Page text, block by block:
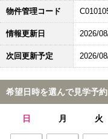
物件管理コード
情報更新日 2026/
次回更新予定 2026/
希望日時を選んで見学予約
日 月 火